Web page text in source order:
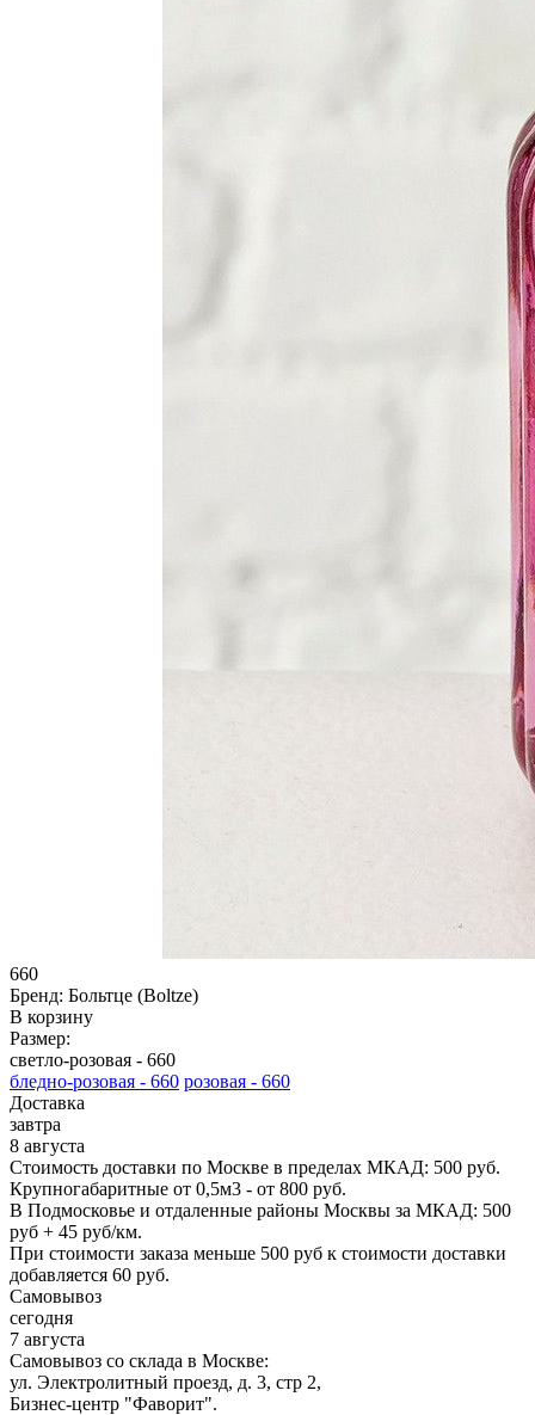
660
Бренд: Больтце (Boltze)
В корзину
Размер:
светло-розовая - 660
бледно-розовая - 660 розовая - 660
Доставка
завтра
8 августа
Стоимость доставки по Москве в пределах МКАД: 500 руб.
Крупногабаритные от 0,5м3 - от 800 руб.
В Подмосковье и отдаленные районы Москвы за МКАД: 500
руб + 45 руб/км.
При стоимости заказа меньше 500 руб к стоимости доставки
добавляется 60 руб.
Самовывоз
сегодня
7 августа
Самовывоз со склада в Москве:
ул. Электролитный проезд, д. 3, стр 2,
Бизнес-центр "Фаворит".